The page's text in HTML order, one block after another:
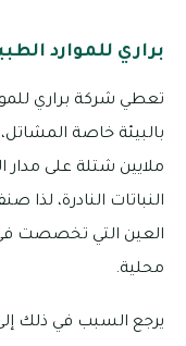
براري للموارد
تعطي شركة براري
بالبيئة خاصة
ملايين شتلة على مدار
النباتات النادرة،
العين التي تخصصت في
محلية.
يرجع السبب في ذلك إلى